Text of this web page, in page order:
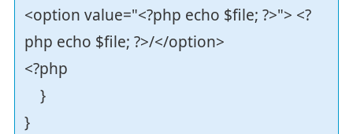
<option value="<?php echo $file; ?>"> <?
php echo $file; ?>/</option>
<?php
}
}